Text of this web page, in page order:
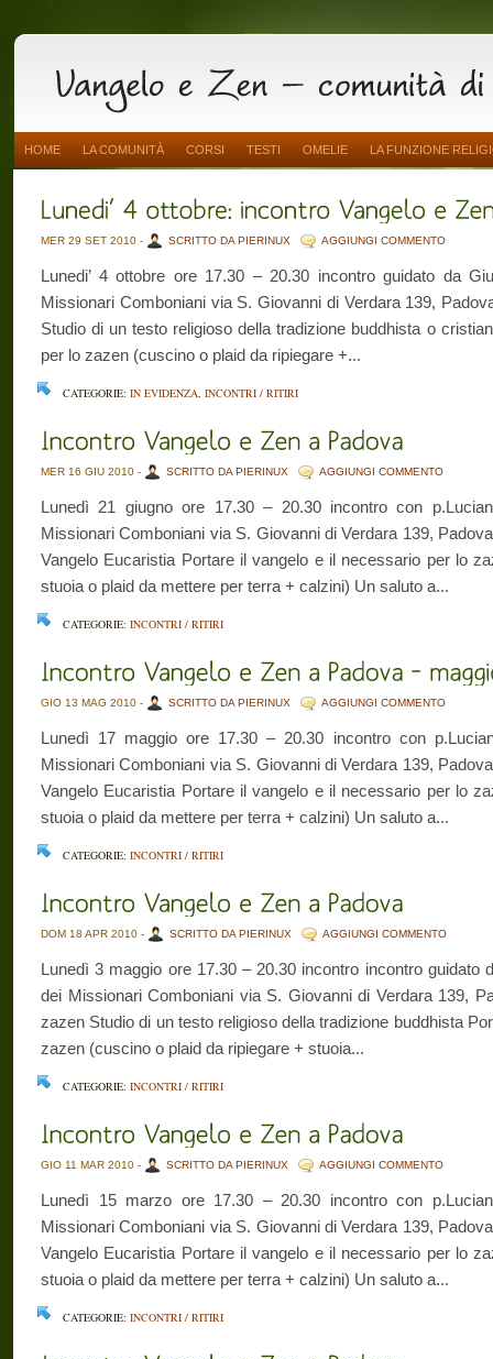
HOME LA COMUNITÀ CORSI TESTI OMELIE LA FUNZIONE
MER 29 SET 2010 - SCRITTO DA PIERINUX AGGIUNGI COMMENTO
Lunedi’ 4 ottobre ore 17.30 – 20.30 incontro guidato da
Missionari Comboniani via S. Giovanni di Verdara 139,
Studio di un testo religioso della tradizione buddhista o
per lo zazen (cuscino o plaid da ripiegare +...
CATEGORIE: IN EVIDENZA, INCONTRI / RITIRI
MER 16 GIU 2010 - SCRITTO DA PIERINUX AGGIUNGI COMMENTO
Lunedì 21 giugno ore 17.30 – 20.30 incontro con
Missionari Comboniani via S. Giovanni di Verdara 139,
Vangelo Eucaristia Portare il vangelo e il necessario per lo
stuoia o plaid da mettere per terra + calzini) Un saluto a...
CATEGORIE: INCONTRI / RITIRI
GIO 13 MAG 2010 - SCRITTO DA PIERINUX AGGIUNGI COMMENTO
Lunedì 17 maggio ore 17.30 – 20.30 incontro con
Missionari Comboniani via S. Giovanni di Verdara 139,
Vangelo Eucaristia Portare il vangelo e il necessario per lo
stuoia o plaid da mettere per terra + calzini) Un saluto a...
CATEGORIE: INCONTRI / RITIRI
DOM 18 APR 2010 - SCRITTO DA PIERINUX AGGIUNGI COMMENTO
Lunedì 3 maggio ore 17.30 – 20.30 incontro incontro guidato
dei Missionari Comboniani via S. Giovanni di Verdara 139,
zazen Studio di un testo religioso della tradizione buddhista
zazen (cuscino o plaid da ripiegare + stuoia...
CATEGORIE: INCONTRI / RITIRI
GIO 11 MAR 2010 - SCRITTO DA PIERINUX AGGIUNGI COMMENTO
Lunedì 15 marzo ore 17.30 – 20.30 incontro con
Missionari Comboniani via S. Giovanni di Verdara 139,
Vangelo Eucaristia Portare il vangelo e il necessario per lo
stuoia o plaid da mettere per terra + calzini) Un saluto a...
CATEGORIE: INCONTRI / RITIRI